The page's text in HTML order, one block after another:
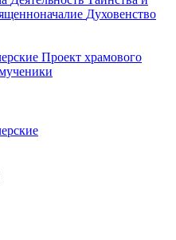
Духовенство
Проект храмового